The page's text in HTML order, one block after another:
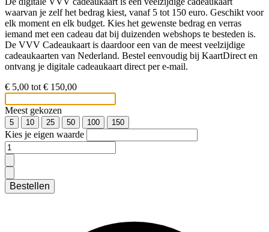
waarvan je zelf het bedrag kiest, vanaf 5 tot 150 euro. Geschikt voor
elk moment en elk budget. Kies het gewenste bedrag en verras
iemand met een cadeau dat bij duizenden webshops te besteden is.
De VVV Cadeaukaart is daardoor een van de meest veelzijdige
cadeaukaarten van Nederland. Bestel eenvoudig bij KaartDirect en
ontvang je digitale cadeaukaart direct per e-mail.
€ 5,00 tot € 150,00
Meest gekozen
5 10 25 50 100 150
Kies je eigen waarde
Bestellen